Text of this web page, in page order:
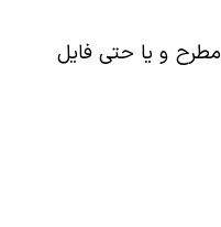
مطرح و یا حتی فایل